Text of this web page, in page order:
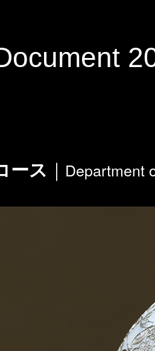
ース Department